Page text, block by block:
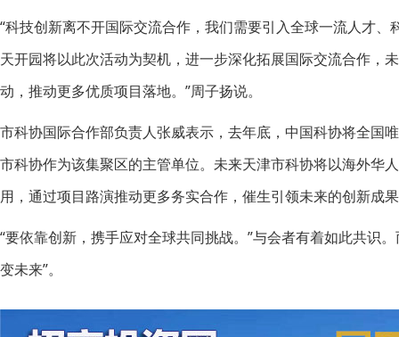
“科技创新离不开国际交流合作，我们需要引入全球一流人才、
天开园将以此次活动为契机，进一步深化拓展国际交流合作，
动，推动更多优质项目落地。”周子扬说。
市科协国际合作部负责人张威表示，去年底，中国科协将全国
市科协作为该集聚区的主管单位。未来天津市科协将以海外华
用，通过项目路演推动更多务实合作，催生引领未来的创新成
“要依靠创新，携手应对全球共同挑战。”与会者有着如此共
变未来”。